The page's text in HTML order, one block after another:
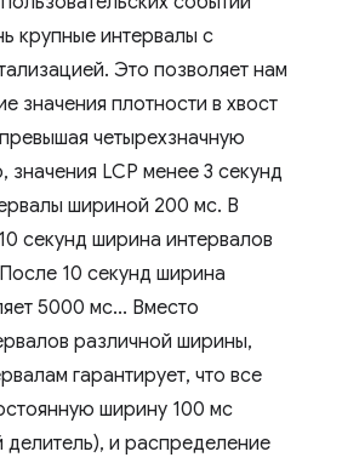
крупные интервалы с
Это позволяет нам
значения плотности в хвост
четырехзначную
значения LCP менее 3 секунд
шириной 200 мс. В
секунд ширина интервалов
10 секунд ширина
5000 мс... Вместо
различной ширины,
гарантирует, что все
ширину 100 мс
и распределение